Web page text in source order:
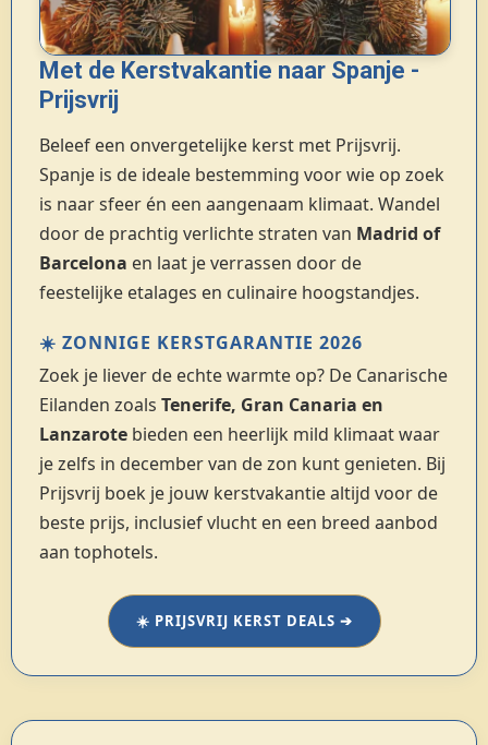
Met de Kerstvakantie naar Spanje -
Prijsvrij
Beleef een onvergetelijke kerst met Prijsvrij.
Spanje is de ideale bestemming voor wie op zoek
is naar sfeer én een aangenaam klimaat. Wandel
door de prachtig verlichte straten van Madrid of
Barcelona en laat je verrassen door de
feestelijke etalages en culinaire hoogstandjes.
☀️ ZONNIGE KERSTGARANTIE 2026
Zoek je liever de echte warmte op? De Canarische
Eilanden zoals Tenerife, Gran Canaria en
Lanzarote bieden een heerlijk mild klimaat waar
je zelfs in december van de zon kunt genieten. Bij
Prijsvrij boek je jouw kerstvakantie altijd voor de
beste prijs, inclusief vlucht en een breed aanbod
aan tophotels.
☀️ PRIJSVRIJ KERST DEALS ➔